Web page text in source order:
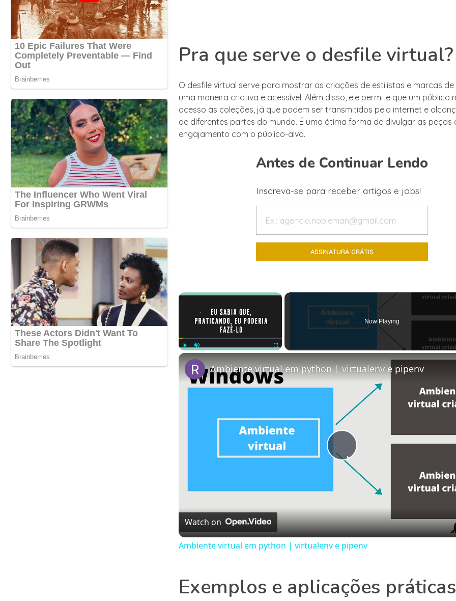
Pra que serve o desfile virtual?
O desfile virtual serve para mostrar as criações de estilistas e marcas
uma maneira criativa e acessível. Além disso, ele permite que um público
acesso às coleções, já que podem ser transmitidos pela internet e
de diferentes partes do mundo. É uma ótima forma de divulgar as peças
engajamento com o público-alvo.
Antes de Continuar Lendo
Inscreva-se para receber artigos e jobs!
×
Now Playing
Play
Video
Ambiente virtual em python | virtualenv e pipenv
Watch on
Ambiente virtual em python | virtualenv e pipenv
Exemplos e aplicações